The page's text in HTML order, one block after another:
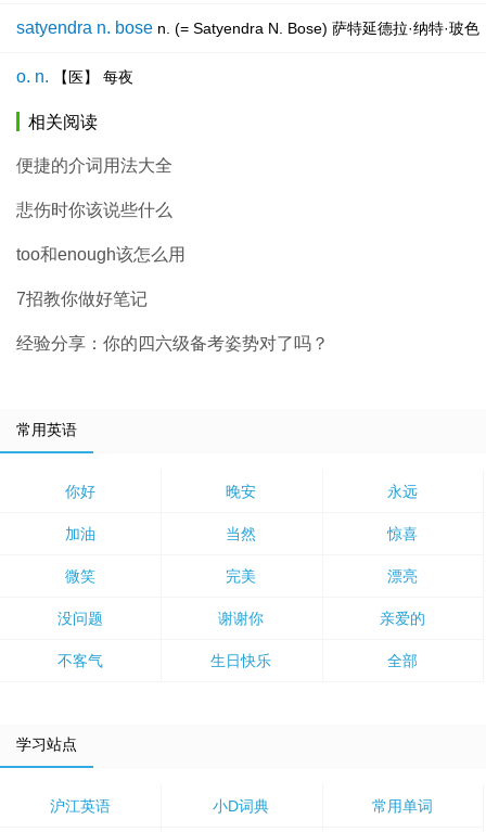
satyendra n. bose n. (= Satyendra N. Bose) 萨特延德拉·纳特·玻
o. n. 【医】 每夜
相关阅读
便捷的介词用法大全
悲伤时你该说些什么
too和enough该怎么用
7招教你做好笔记
经验分享：你的四六级备考姿势对了吗？
常用英语
你好 晚安 永远
加油 当然 惊喜
微笑 完美 漂亮
没问题 谢谢你 亲爱的
不客气 生日快乐 全部
学习站点
沪江英语 小D词典 常用单词